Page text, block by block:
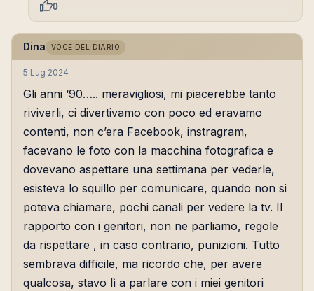
0
Dina VOCE DEL DIARIO
5 Lug 2024
Gli anni ‘90….. meravigliosi, mi piacerebbe tanto
riviverli, ci divertivamo con poco ed eravamo
contenti, non c’era Facebook, instragram,
facevano le foto con la macchina fotografica e
dovevano aspettare una settimana per vederle,
esisteva lo squillo per comunicare, quando non si
poteva chiamare, pochi canali per vedere la tv. Il
rapporto con i genitori, non ne parliamo, regole
da rispettare , in caso contrario, punizioni. Tutto
sembrava difficile, ma ricordo che, per avere
qualcosa, stavo lì a parlare con i miei genitori